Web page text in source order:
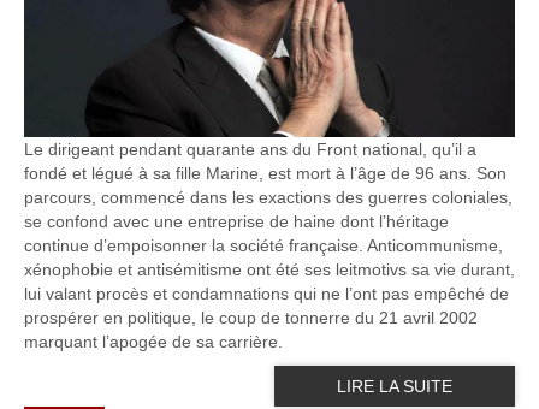
Le dirigeant pendant quarante ans du Front national, qu’il a
fondé et légué à sa fille Marine, est mort à l’âge de 96 ans. Son
parcours, commencé dans les exactions des guerres coloniales,
se confond avec une entreprise de haine dont l’héritage
continue d’empoisonner la société française. Anticommunisme,
xénophobie et antisémitisme ont été ses leitmotivs sa vie durant,
lui valant procès et condamnations qui ne l’ont pas empêché de
prospérer en politique, le coup de tonnerre du 21 avril 2002
marquant l’apogée de sa carrière.
LIRE LA SUITE